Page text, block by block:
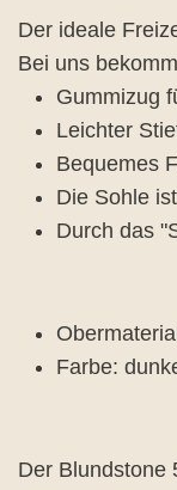
Der ideale
Bei uns
Gummizug
Leichter
Bequemes
Die Sohle
Durch das
Farbe:
Der Blundstone